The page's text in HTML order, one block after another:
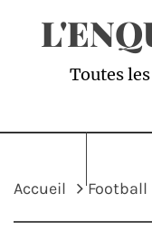
Toutes
Accueil Football